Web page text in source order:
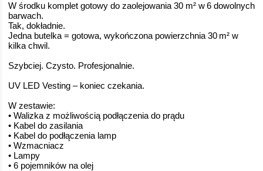
W środku komplet gotowy do zaolejowania 30 m² w 6 dowolnych
barwach.
Tak, dokładnie.
Jedna butelka = gotowa, wykończona powierzchnia 30 m² w
kilka chwil.
Szybciej. Czysto. Profesjonalnie.
UV LED Vesting – koniec czekania.
W zestawie:
• Walizka z możliwością podłączenia do prądu
• Kabel do zasilania
• Kabel do podłączenia lamp
• Wzmacniacz
• Lampy
• 6 pojemników na olej